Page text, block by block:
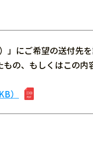
」にご希望の送付先を
の、もしくはこの
）